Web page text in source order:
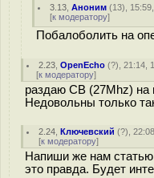
3.13 ,Аноним (13),
[к модератору]
Побалоболить на
2.23 ,OpenEcho (?), 21:14,
[к модератору]
раздаю CB (27Mhz)
Недовольны только
2.24 ,Ключевский (?),
[к модератору]
Напиши же нам статью
это правда. Будет